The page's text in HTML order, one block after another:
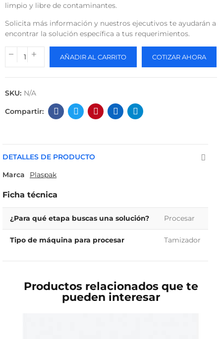
limpio y libre de contaminantes.
Solicita más información y nuestros ejecutivos te ayudarán a
encontrar la solución específica a tus requerimientos.
AÑADIR AL CARRITO COTIZAR AHORA
SKU: N/A
DETALLES DE PRODUCTO
Marca
Plaspak
Ficha técnica
¿Para qué etapa buscas una solución? Procesar
Tipo de máquina para procesar Tamizador
Productos relacionados que te
pueden interesar